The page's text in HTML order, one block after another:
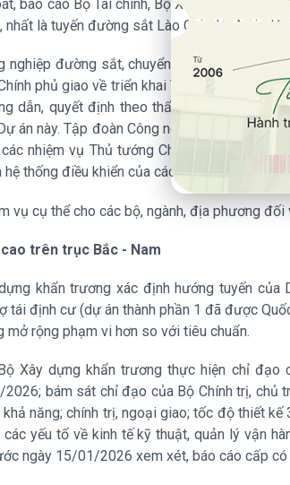
báo cáo Bộ Tài chính, Bộ Xây dựng để kịp
là tuyến đường sắt Lào Cai - Hà Nội -
nghiệp đường sắt, chuyển giao công nghệ:
phủ giao về triển khai Tổ hợp công
dẫn, quyết định theo thẩm quyền về việc
án này. Tập đoàn Công nghiệp Viễn thông
nhiệm vụ Thủ tướng Chính phủ giao về
hệ thống điều khiển của các dự án đường sắt.
vụ cụ thể cho các bộ, ngành, địa phương đối
trên trục Bắc - Nam
khẩn trương xác định hướng tuyến
tái định cư (dự án thành phần 1 đã được
rộng phạm vi hơn so với tiêu chuẩn.
Xây dựng khẩn trương thực hiện chỉ
bám sát chỉ đạo của Bộ Chính trị, chủ
năng; chính trị, ngoại giao; tốc độ thiết
yếu tố về kinh tế kỹ thuật, quản lý vận
ngày 15/01/2026 xem xét, báo cáo cấp có